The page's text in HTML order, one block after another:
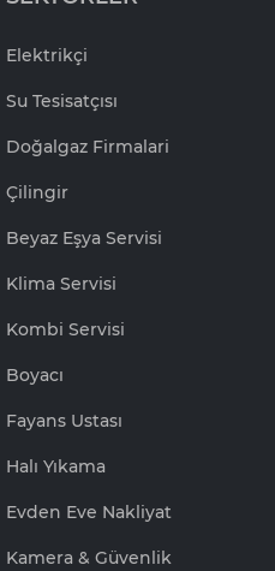
Elektrikçi
Su Tesisatçısı
Doğalgaz Firmalari
Çilingir
Beyaz Eşya Servisi
Klima Servisi
Kombi Servisi
Boyacı
Fayans Ustası
Halı Yıkama
Evden Eve Nakliyat
Kamera & Güvenlik